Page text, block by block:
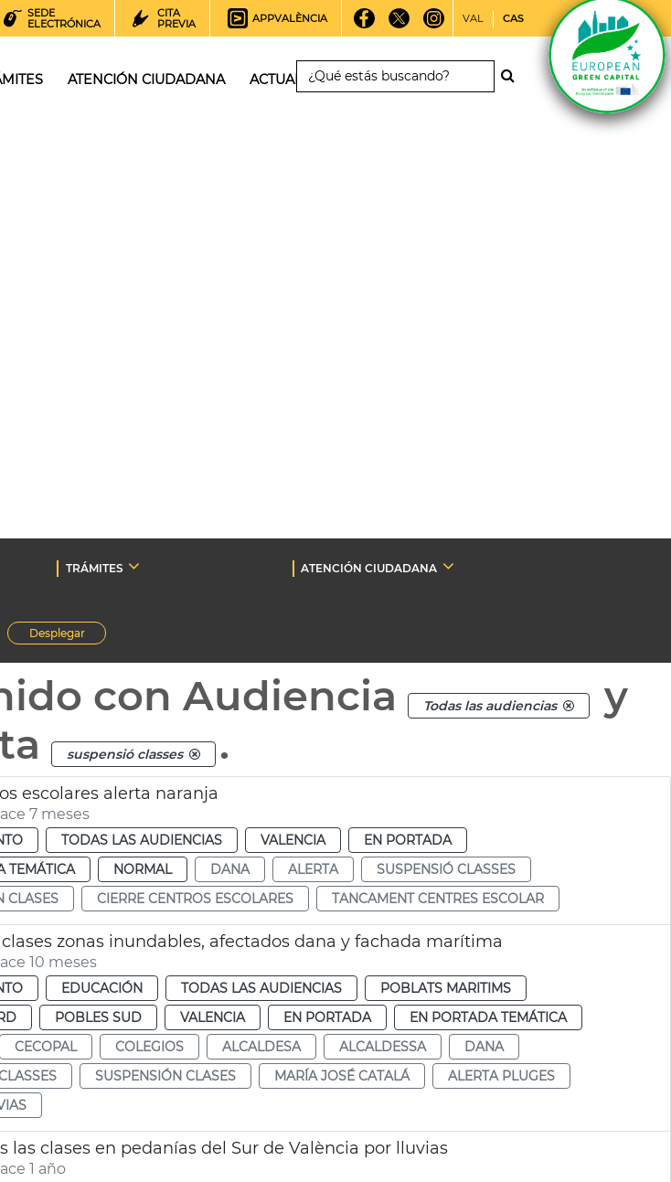
SEDE
ELECTRÓNICA
CITA
PREVIA
APPVALÈNCIA VAL CAS
ATENCIÓN CIUDADANA ACTUALIDAD
TRÁMITES
ATENCIÓN CIUDADANA
Desplegar
con Audiencia Todas las audiencias
y
suspensió classes .
escolares alerta naranja
7 meses
TODAS LAS AUDIENCIAS VALENCIA
EN PORTADA
TEMÁTICA
NORMAL DANA ALERTA
SUSPENSIÓ CLASSES
CLASES
CIERRE CENTROS ESCOLARES TANCAMENT CENTRES ESCOLAR
zonas inundables, afectados dana y fachada marítima
10 meses
EDUCACIÓN TODAS LAS AUDIENCIAS
POBLATS MARITIMS
POBLES SUD VALENCIA EN PORTADA
EN PORTADA TEMÁTICA
CECOPAL COLEGIOS ALCALDESA ALCALDESSA
DANA
SUSPENSIÓN CLASES MARÍA JOSÉ CATALÁ
ALERTA PLUGES
las clases en pedanías del Sur de València por lluvias
1 año